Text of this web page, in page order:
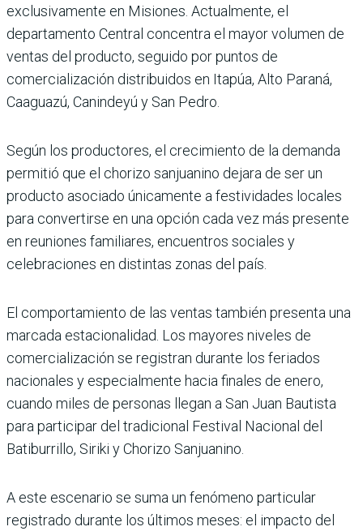
exclusivamente en Misiones. Actualmente, el
departamento Central concentra el mayor volumen de
ventas del producto, seguido por puntos de
comercialización distribuidos en Itapúa, Alto Paraná,
Caaguazú, Canindeyú y San Pedro.
Según los productores, el crecimiento de la demanda
permitió que el chorizo sanjuanino dejara de ser un
producto asociado únicamente a festividades locales
para convertirse en una opción cada vez más presente
en reuniones familiares, encuentros sociales y
celebraciones en distintas zonas del país.
El comportamiento de las ventas también presenta una
marcada estacionalidad. Los mayores niveles de
comercialización se registran durante los feriados
nacionales y especialmente hacia finales de enero,
cuando miles de personas llegan a San Juan Bautista
para participar del tradicional Festival Nacional del
Batiburrillo, Siriki y Chorizo Sanjuanino.
A este escenario se suma un fenómeno particular
registrado durante los últimos meses: el impacto del